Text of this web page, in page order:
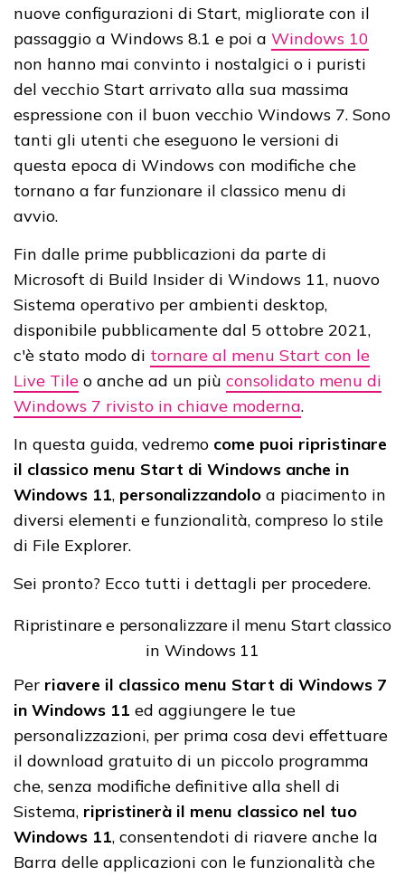
nuove configurazioni di Start, migliorate con il
passaggio a Windows 8.1 e poi a Windows 10
non hanno mai convinto i nostalgici o i puristi
del vecchio Start arrivato alla sua massima
espressione con il buon vecchio Windows 7. Sono
tanti gli utenti che eseguono le versioni di
questa epoca di Windows con modifiche che
tornano a far funzionare il classico menu di
avvio.
Fin dalle prime pubblicazioni da parte di
Microsoft di Build Insider di Windows 11, nuovo
Sistema operativo per ambienti desktop,
disponibile pubblicamente dal 5 ottobre 2021,
c'è stato modo di tornare al menu Start con le
Live Tile o anche ad un più consolidato menu di
Windows 7 rivisto in chiave moderna.
In questa guida, vedremo come puoi ripristinare
il classico menu Start di Windows anche in
Windows 11, personalizzandolo a piacimento in
diversi elementi e funzionalità, compreso lo stile
di File Explorer.
Sei pronto? Ecco tutti i dettagli per procedere.
Ripristinare e personalizzare il menu Start classico
in Windows 11
Per riavere il classico menu Start di Windows 7
in Windows 11 ed aggiungere le tue
personalizzazioni, per prima cosa devi effettuare
il download gratuito di un piccolo programma
che, senza modifiche definitive alla shell di
Sistema, ripristinerà il menu classico nel tuo
Windows 11, consentendoti di riavere anche la
Barra delle applicazioni con le funzionalità che